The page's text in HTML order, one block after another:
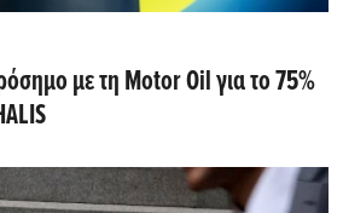
με τη Motor Oil για το 75%